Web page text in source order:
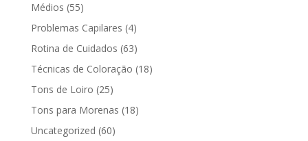
Médios (55)
Problemas Capilares (4)
Rotina de Cuidados (63)
Técnicas de Coloração (18)
Tons de Loiro (25)
Tons para Morenas (18)
Uncategorized (60)